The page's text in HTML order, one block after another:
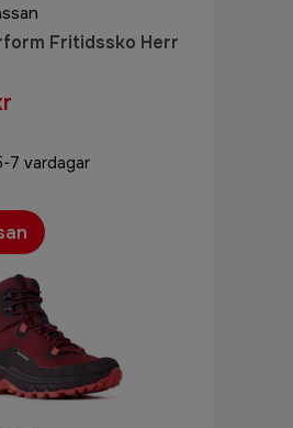
Fritidssko Herr
7 vardagar